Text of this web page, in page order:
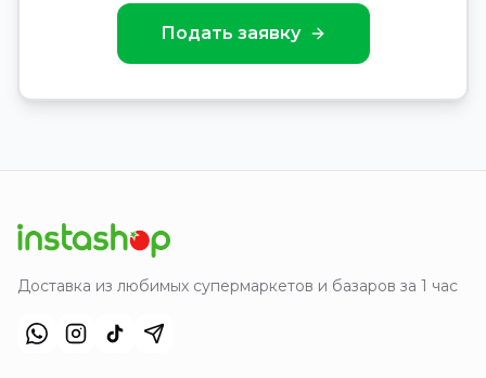
Подать заявку
Доставка из любимых супермаркетов и базаров за 1 час